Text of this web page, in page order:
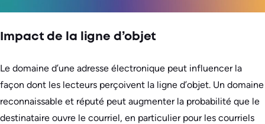
Impact de la ligne d’objet
Le domaine d’une adresse électronique peut influencer la
façon dont les lecteurs perçoivent la ligne d’objet. Un domaine
reconnaissable et réputé peut augmenter la probabilité que le
destinataire ouvre le courriel, en particulier pour les courriels